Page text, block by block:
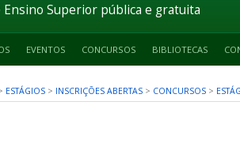
Superior pública e gratuita
EVENTOS CONCURSOS BIBLIOTECAS
ESTÁGIOS > INSCRIÇÕES ABERTAS > CONCURSOS >